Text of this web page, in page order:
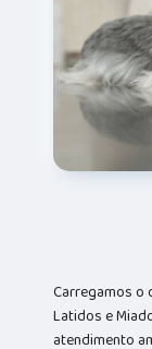
Carregamos o
Latidos e
atendimento